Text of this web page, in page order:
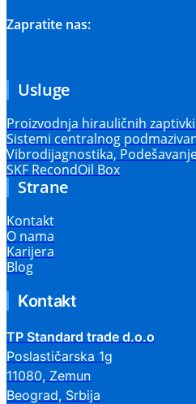
Zapratite nas:
Usluge
Proizvodnja hirauličnih
Sistemi centralnog
Vibrodijagnostika,
SKF RecondOil Box
Strane
Kontakt
O nama
Karijera
Blog
Kontakt
TP Standard trade d.o.o
Poslastičarska 1g
11080, Zemun
Beograd, Srbija